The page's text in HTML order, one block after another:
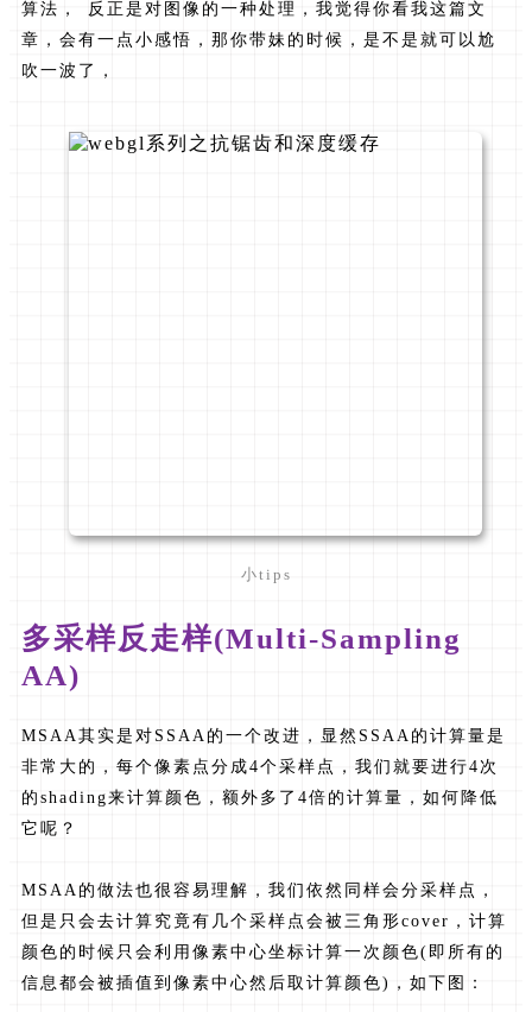
算法， 反正是对图像的一种处理，我觉得你看我这篇文
章，会有一点小感悟，那你带妹的时候，是不是就可以尬
吹一波了，
小tips
多采样反走样(Multi-Sampling
AA)
MSAA其实是对SSAA的一个改进，显然SSAA的计算量是
非常大的，每个像素点分成4个采样点，我们就要进行4次
的shading来计算颜色，额外多了4倍的计算量，如何降低
它呢？
MSAA的做法也很容易理解，我们依然同样会分采样点，
但是只会去计算究竟有几个采样点会被三角形cover，计算
颜色的时候只会利用像素中心坐标计算一次颜色(即所有的
信息都会被插值到像素中心然后取计算颜色)，如下图：